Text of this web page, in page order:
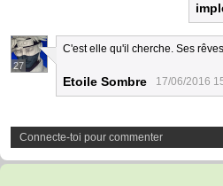
27
C'est elle qu'il cherche. Ses
Etoile Sombre 17/06/2016
Connecte-toi pour commenter